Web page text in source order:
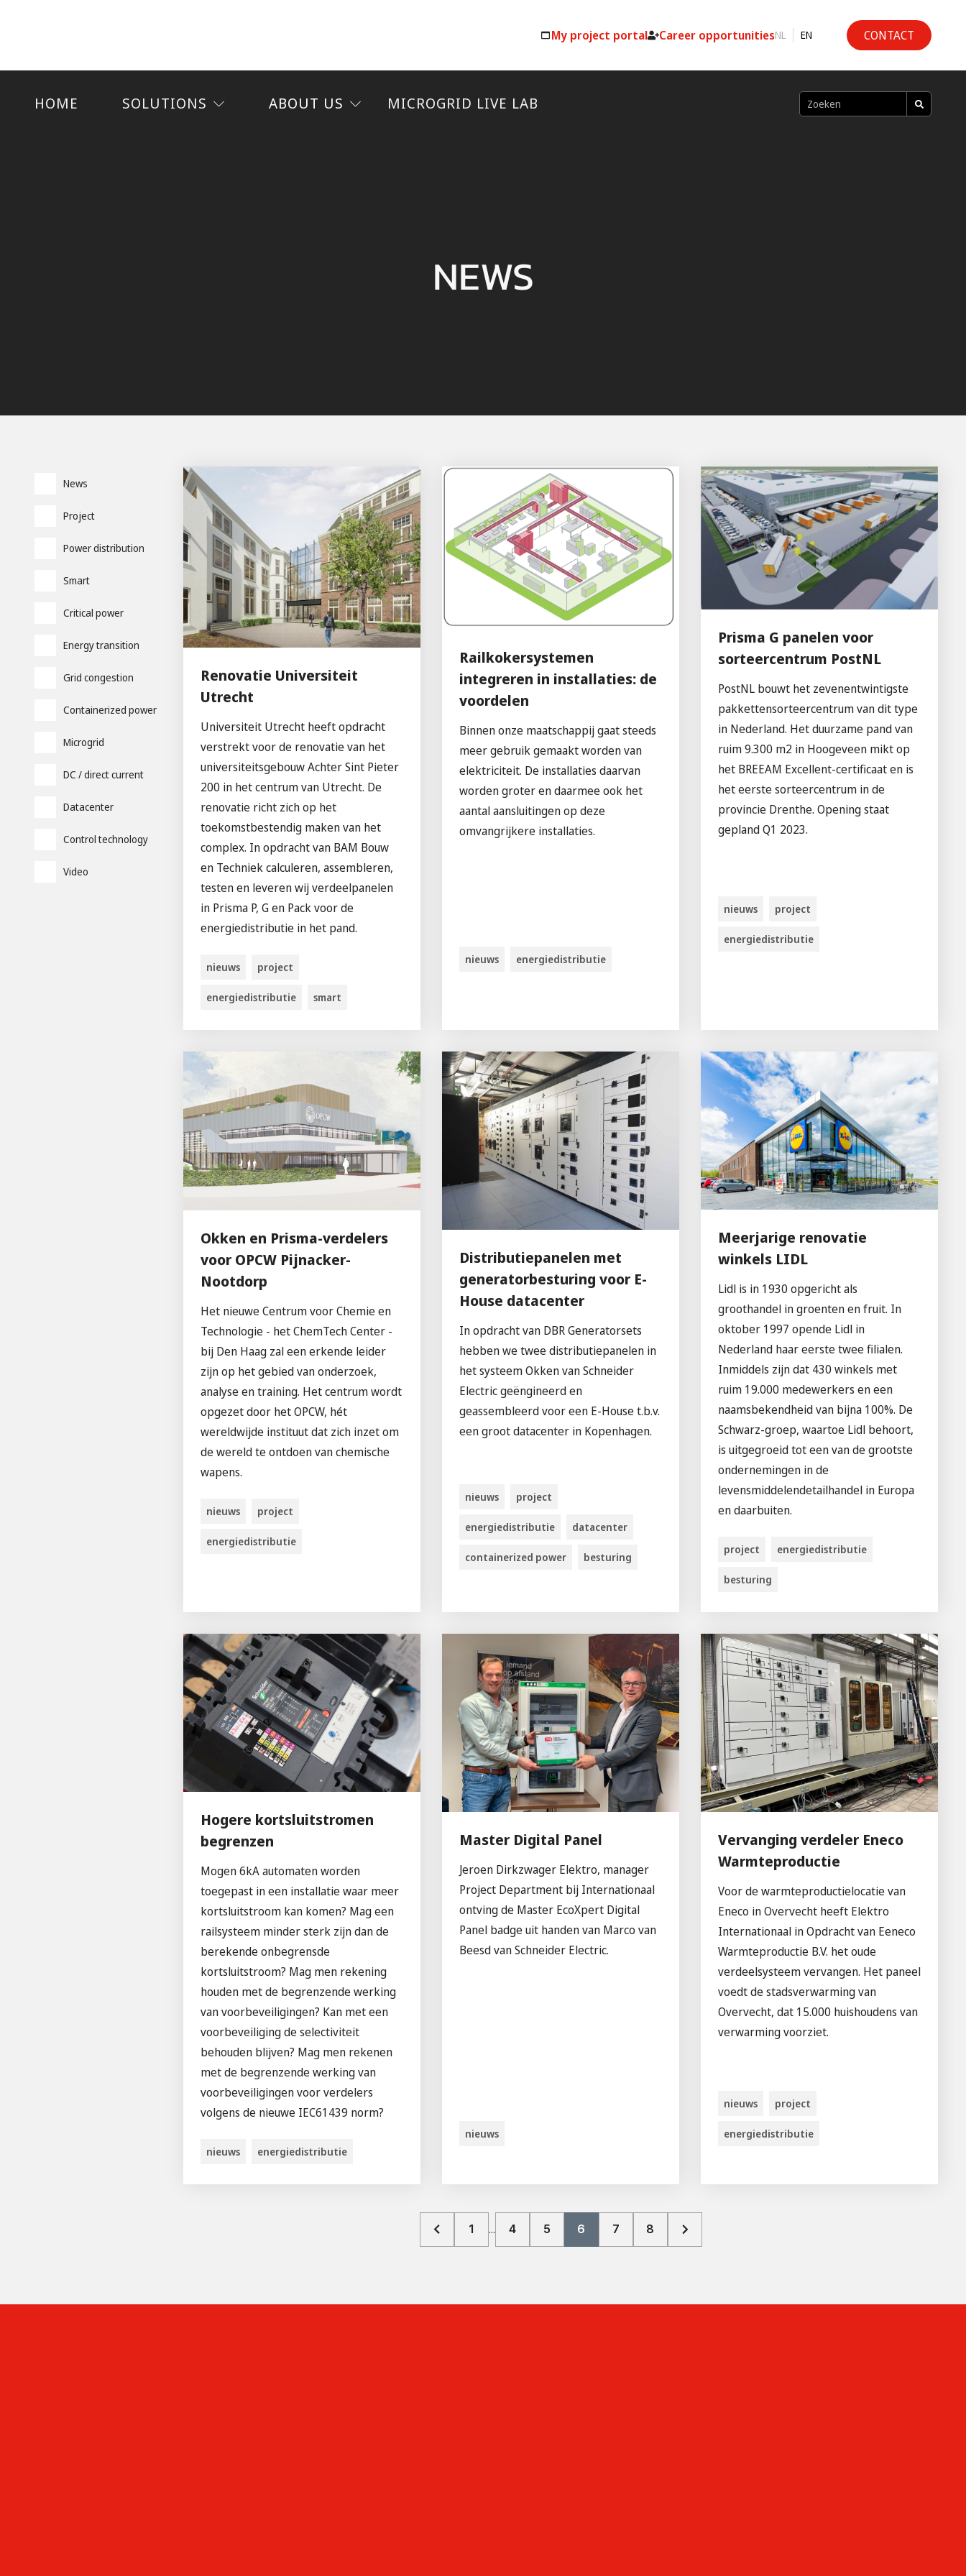
My project portal Career opportunitiesNL EN CONTACT
HOME SOLUTIONS ABOUT US MICROGRID LIVE LAB
NEWS
News
Project
Power distribution
Smart
Critical power
Energy transition
Grid congestion
Containerized power
Microgrid
DC / direct current
Datacenter
Control technology
Video
Renovatie Universiteit
Utrecht
Universiteit Utrecht heeft opdracht
verstrekt voor de renovatie van het
universiteitsgebouw Achter Sint Pieter
200 in het centrum van Utrecht. De
renovatie richt zich op het
toekomstbestendig maken van het
complex. In opdracht van BAM Bouw
en Techniek calculeren, assembleren,
testen en leveren wij verdeelpanelen
in Prisma P, G en Pack voor de
energiedistributie in het pand.
nieuws project
energiedistributie smart
Railkokersystemen
integreren in installaties: de
voordelen
Binnen onze maatschappij gaat steeds
meer gebruik gemaakt worden van
elektriciteit. De installaties daarvan
worden groter en daarmee ook het
aantal aansluitingen op deze
omvangrijkere installaties.
nieuws energiedistributie
Prisma G panelen voor
sorteercentrum PostNL
PostNL bouwt het zevenentwintigste
pakkettensorteercentrum van dit type
in Nederland. Het duurzame pand van
ruim 9.300 m2 in Hoogeveen mikt op
het BREEAM Excellent-certificaat en is
het eerste sorteercentrum in de
provincie Drenthe. Opening staat
gepland Q1 2023.
nieuws project
energiedistributie
Okken en Prisma-verdelers
voor OPCW Pijnacker-
Nootdorp
Het nieuwe Centrum voor Chemie en
Technologie - het ChemTech Center -
bij Den Haag zal een erkende leider
zijn op het gebied van onderzoek,
analyse en training. Het centrum wordt
opgezet door het OPCW, hét
wereldwijde instituut dat zich inzet om
de wereld te ontdoen van chemische
wapens.
nieuws project
energiedistributie
Distributiepanelen met
generatorbesturing voor E-
House datacenter
In opdracht van DBR Generatorsets
hebben we twee distributiepanelen in
het systeem Okken van Schneider
Electric geëngineerd en
geassembleerd voor een E-House t.b.v.
een groot datacenter in Kopenhagen.
nieuws project
energiedistributie datacenter
containerized power besturing
Meerjarige renovatie
winkels LIDL
Lidl is in 1930 opgericht als
groothandel in groenten en fruit. In
oktober 1997 opende Lidl in
Nederland haar eerste twee filialen.
Inmiddels zijn dat 430 winkels met
ruim 19.000 medewerkers en een
naamsbekendheid van bijna 100%. De
Schwarz-groep, waartoe Lidl behoort,
is uitgegroeid tot een van de grootste
ondernemingen in de
levensmiddelendetailhandel in Europa
en daarbuiten.
project energiedistributie
besturing
Hogere kortsluitstromen
begrenzen
Mogen 6kA automaten worden
toegepast in een installatie waar meer
kortsluitstroom kan komen? Mag een
railsysteem minder sterk zijn dan de
berekende onbegrensde
kortsluitstroom? Mag men rekening
houden met de begrenzende werking
van voorbeveiligingen? Kan met een
voorbeveiliging de selectiviteit
behouden blijven? Mag men rekenen
met de begrenzende werking van
voorbeveiligingen voor verdelers
volgens de nieuwe IEC61439 norm?
nieuws energiedistributie
Master Digital Panel
Jeroen Dirkzwager Elektro, manager
Project Department bij Internationaal
ontving de Master EcoXpert Digital
Panel badge uit handen van Marco van
Beesd van Schneider Electric.
nieuws
Vervanging verdeler Eneco
Warmteproductie
Voor de warmteproductielocatie van
Eneco in Overvecht heeft Elektro
Internationaal in Opdracht van Eeneco
Warmteproductie B.V. het oude
verdeelsysteem vervangen. Het paneel
voedt de stadsverwarming van
Overvecht, dat 15.000 huishoudens van
verwarming voorziet.
nieuws project
energiedistributie
1 4 5 6 7 8